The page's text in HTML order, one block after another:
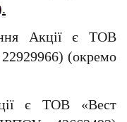
.
Акції є ТОВ
(окремо
є ТОВ «Вест